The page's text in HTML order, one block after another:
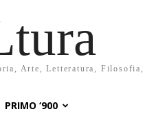
Arte, Letteratura, Filosofia,
PRIMO ‘900